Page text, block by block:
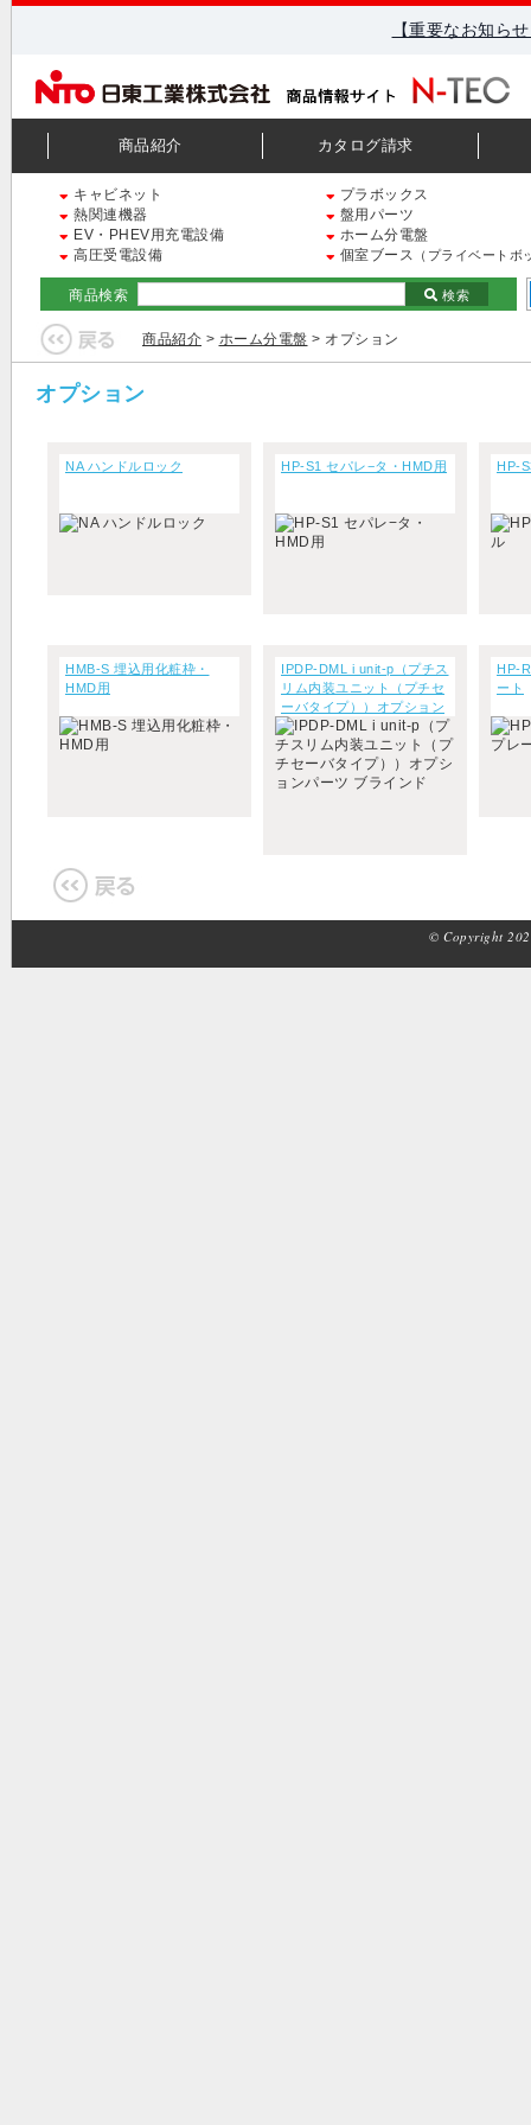
【重要なお知ら
商品紹介 カタログ請求
キャビネット
プラボックス
熱関連機器
盤用パーツ
EV・PHEV用充電設備
ホーム分電盤
高圧受電設備
個室ブース （プライベートボ
商品検索 検索
商品紹介 > ホーム分電盤 > オプション
オプション
NA ハンドルロック HP-S1 セパレ−タ・HMD用 HP-
HMB-S 埋込用化粧枠・
HMD用
IPDP-DML i unit-p（プチス
リム内装ユニット（プチセ
ーバタイプ））オプション
パーツ ブラインド
HP-
ート
© Copyright